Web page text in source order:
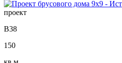
проект
В38
150